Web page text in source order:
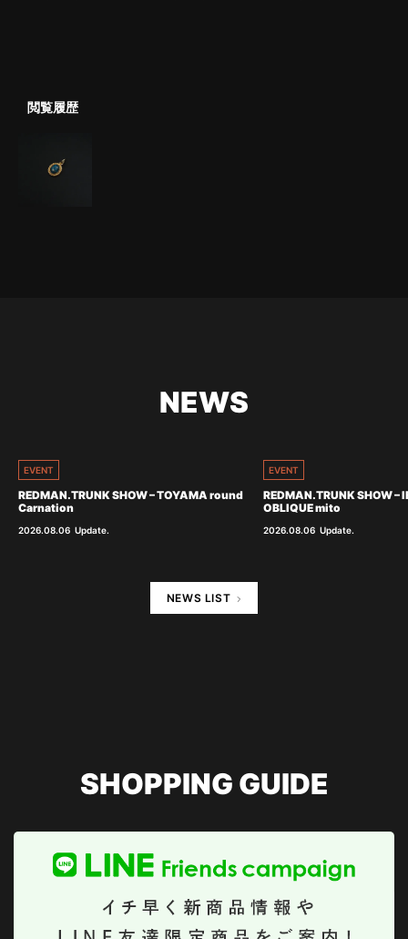
閲覧履歴
NEWS
EVENT
REDMAN.TRUNK SHOW – TOYAMA round
Carnation
2026.08.06 Update.
EVENT
REDMAN.TRUNK SHOW
OBLIQUE mito
2026.08.06 Update.
NEWS LIST
SHOPPING GUIDE